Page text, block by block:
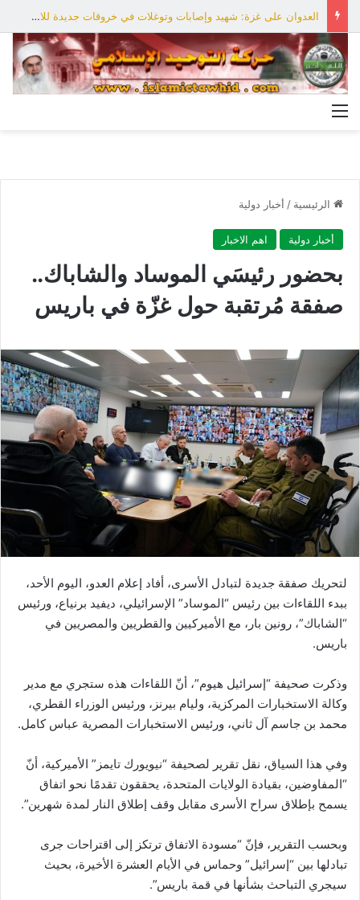
العدوان على غزة: شهيد وإصابات وتوغلات في خروقات جديدة للاحتلال
الرئيسية / أخبار دولية
أخبار دولية اهم الاخبار
بحضور رئيسَي الموساد والشاباك..
صفقة مُرتقبة حول غزّة في باريس
لتحريك صفقة جديدة لتبادل الأسرى، أفاد إعلام العدو، اليوم الأحد،
ببدء اللقاءات بين رئيس “الموساد” الإسرائيلي، ديفيد برنياع، ورئيس
“الشاباك”، رونين بار، مع الأميركيين والقطريين والمصريين في
باريس.
وذكرت صحيفة “إسرائيل هيوم”، أنّ اللقاءات هذه ستجري مع مدير
وكالة الاستخبارات المركزية، وليام بيرنز، ورئيس الوزراء القطري،
محمد بن جاسم آل ثاني، ورئيس الاستخبارات المصرية عباس كامل.
وفي هذا السياق، نقل تقرير لصحيفة “نيويورك تايمز” الأميركية، أنّ
“المفاوضين، بقيادة الولايات المتحدة، يحققون تقدمًا نحو اتفاق
يسمح بإطلاق سراح الأسرى مقابل وقف إطلاق النار لمدة شهرين”.
وبحسب التقرير، فإنّ “مسودة الاتفاق ترتكز إلى اقتراحات جرى
تبادلها بين “إسرائيل” وحماس في الأيام العشرة الأخيرة، بحيث
سيجري التباحث بشأنها في قمة باريس”.